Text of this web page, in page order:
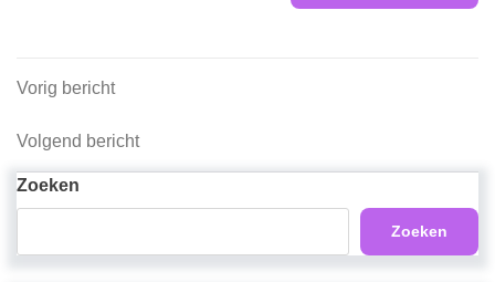
Berichtnavigatie
Vorig
Vorig bericht
Volgend
Volgend bericht
Zoeken
Zoeken